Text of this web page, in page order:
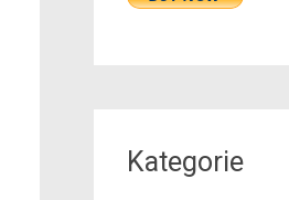
Kategorie